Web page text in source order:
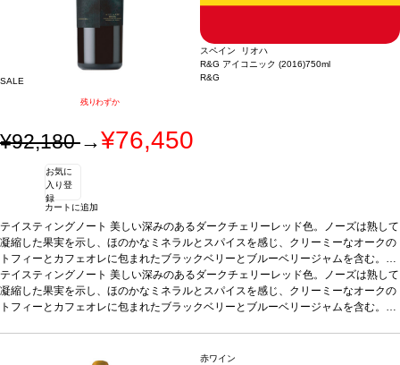
SALE
残りわずか
スペイン リオハ
R&G アイコニック (2016)750ml
R&G
¥92,180→¥76,450
お気に
入り登
録
カートに追加
テイスティングノート 美しい深みのあるダークチェリーレッド色。ノーズは熟して
凝縮した果実を示し、ほのかなミネラルとスパイスを感じ、クリーミーなオークの
トフィーとカフェオレに包まれたブラックベリーとブルーベリージャムを含む。凝
縮されたグリセリンのような核を持ち、バランスがよく、果実味に富んだ上質で繊
細なタンニンに、表情豊かで、テロワールの特徴がはっきりと印象に残る長い余韻
が続く。
合う料理漁師が作るバスクの伝統的な煮込み料理で、マグロやトマト、ピーマンな
どを使ったマルミタコ料理に合う。またラム料理、牛肉のステーキ、鯛のグリル、
チーズなどとも好相性。葡萄品種95%テンプラリーニョ、5%ガルナッチャ
EOであるハビエル・ガラレタと協力し、スペインの最高のテロワールでプレミア
テイスティングノート 美しい深みのあるダークチェリーレッド色。ノーズは熟して
凝縮した果実を示し、ほのかなミネラルとスパイスを感じ、クリーミーなオークの
トフィーとカフェオレに包まれたブラックベリーとブルーベリージャムを含む。凝
95%テンプラリーニョ、5%ガルナッチャ
赤ワイン